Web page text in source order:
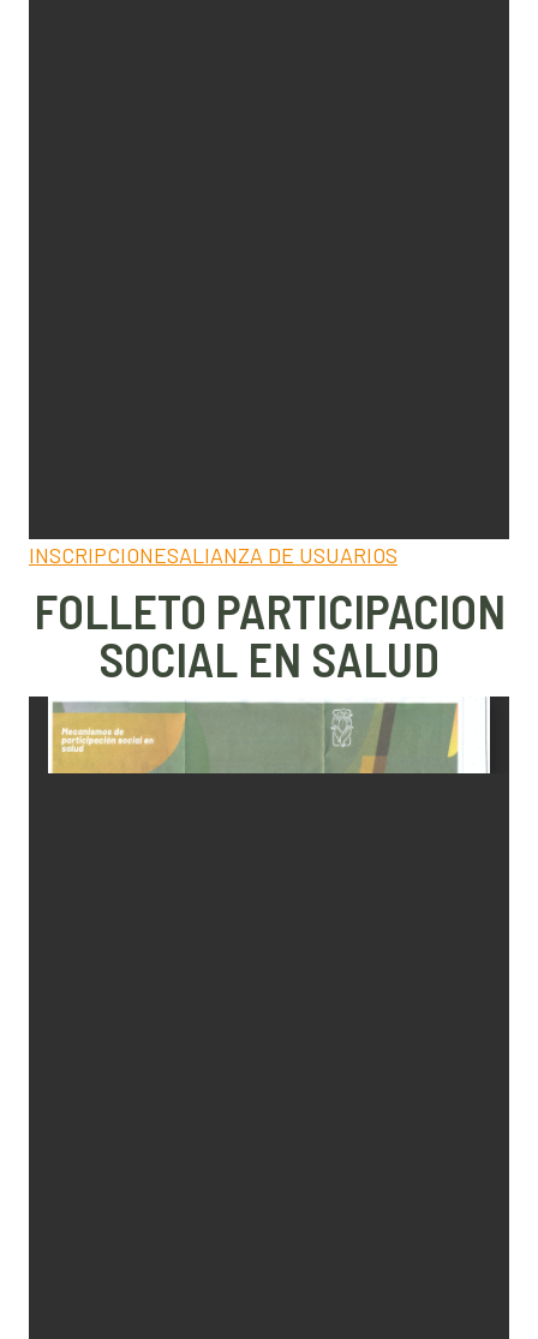
INSCRIPCIONESALIANZA DE USUARIOS
FOLLETO PARTICIPACION
SOCIAL EN SALUD